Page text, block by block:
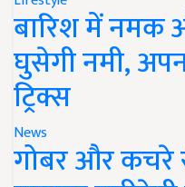
बारिश में नमक
घुसेगी नमी,
ट्रिक्स
News
गोबर और कचरे